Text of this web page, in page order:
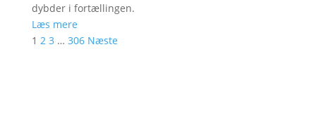
dybder i fortællingen.
Læs mere
1 2 3 … 306 Næste